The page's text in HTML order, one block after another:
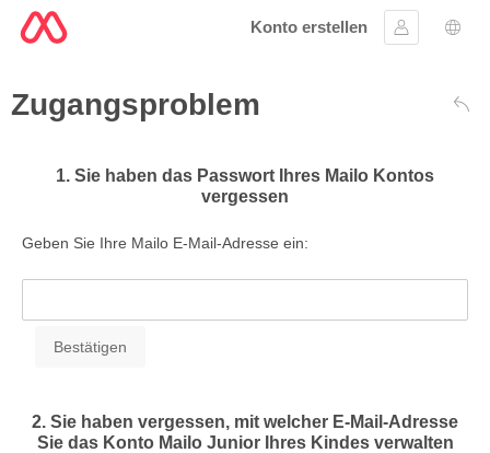
Konto erstellen
Anmelden
Zugangsproblem
1. Sie haben das Passwort Ihres Mailo Kontos
vergessen
Geben Sie Ihre Mailo E-Mail-Adresse ein:
2. Sie haben vergessen, mit welcher E-Mail-Adresse
Sie das Konto Mailo Junior Ihres Kindes verwalten